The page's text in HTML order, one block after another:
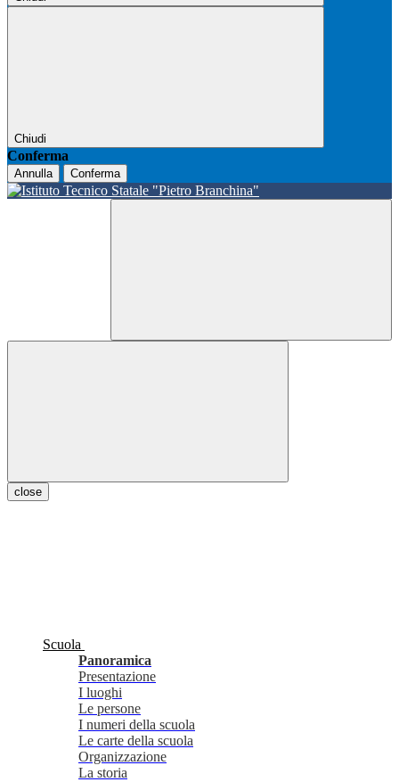
Chiudi
Conferma
Annulla Conferma
close
Scuola
Panoramica
Presentazione
I luoghi
Le persone
I numeri della scuola
Le carte della scuola
Organizzazione
La storia